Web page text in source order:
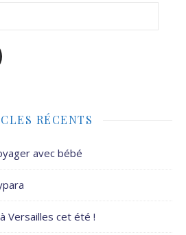
RÉCENTS
avec bébé
Versailles cet été !